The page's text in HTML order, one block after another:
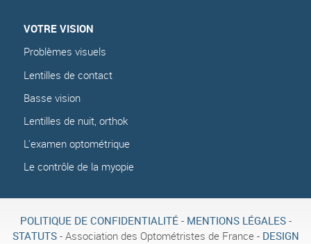
VOTRE VISION
Problèmes visuels
Lentilles de contact
Basse vision
Lentilles de nuit, orthok
L'examen optométrique
Le contrôle de la myopie
POLITIQUE DE CONFIDENTIALITÉ- MENTIONS LÉGALES-
STATUTS- Association des Optométristes de France - DESIGN